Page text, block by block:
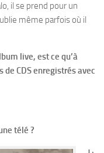
il se prend pour un
même parfois où il
live, est ce qu’à
CDS enregistrés avec
télé ?